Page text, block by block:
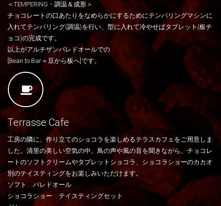
＜TEMPERING・調温＆成形＞
チョコレートの口あたりをなめらかにするためにテンパリングマシンに
入れてテンパリング(調温)を行い、型に入れて冷やせばタブレット(板チ
ョコ)の完成です。
以上がアルチザンパレドオールでの
[Bean to Bar＝豆から板へ]です。
Terrasse Cafe
工房の隣に、作り立てのショコラを楽しめるテラスカフェをご用意しま
した。清里の美しい空気の中、鳥の声や風の音を聞きながら、チョコレ
ートのソフトクリームやタブレットショコラ、ショコラショーのカカオ
別のテイスティングをお楽しみいただけます。
ソフト バレドオール
ショコラショー テイスティングセット